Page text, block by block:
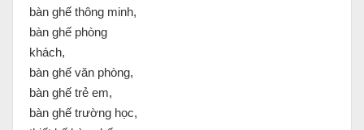
bàn ghế thông minh,
bàn ghế phòng
khách,
bàn ghế văn phòng,
bàn ghế trẻ em,
bàn ghế trường học,